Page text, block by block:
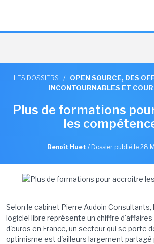
LES DOSSIERS /
OPEN SOURCE, DES
INCONTOURNABLES ET
Plus de formations
les
Benoît Huet / Dossier publié le 28
Selon le cabinet Pierre Audoin Consultants,
logiciel libre représente un chiffre d'affaires
d'euros en France, un secteur qui se porte
optimisme est d'ailleurs largement partagé